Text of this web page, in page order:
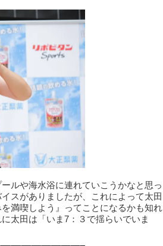
ルや海水浴に連れていこうかなと思っ
スがありましたが、これによって太田
満喫しよう』ってことになるかも知れ
太田は「いま7：３で揺らいでいま